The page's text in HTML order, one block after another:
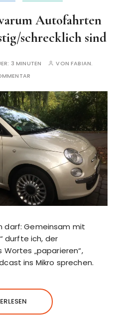
Autofahrten
schrecklich sind
3 MINUTEN VONFABIAN.
darf: Gemeinsam mit
durfte ich, der
„paparieren“,
ins Mikro sprechen.